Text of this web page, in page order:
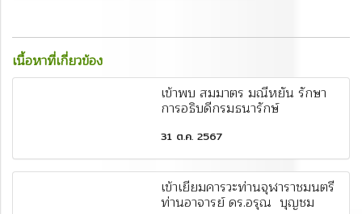
เนื้อหาที่เกี่ยวข้อง
เข้าพบ สมมาตร มณีหยัน รักษา
การอธิบดีกรมธนารักษ์
31 ต.ค. 2567
เข้าเยี่ยมคารวะท่านจุฬาราชมนตรี
ท่านอาจารย์ ดร.อรุณ บุญชม